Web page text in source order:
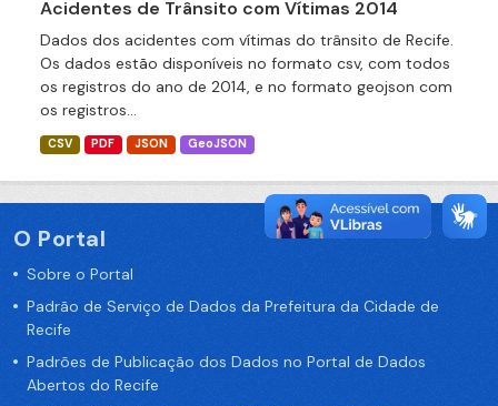
Acidentes de Trânsito com Vítimas 2014
Dados dos acidentes com vítimas do trânsito de Recife.
Os dados estão disponíveis no formato csv, com todos
os registros do ano de 2014, e no formato geojson com
os registros...
CSV PDF JSON GeoJSON
O Portal
Sobre o Portal
Padrão de Serviço de Dados da Prefeitura da Cidade de
Recife
Padrões de Publicação dos Dados no Portal de Dados
Abertos do Recife